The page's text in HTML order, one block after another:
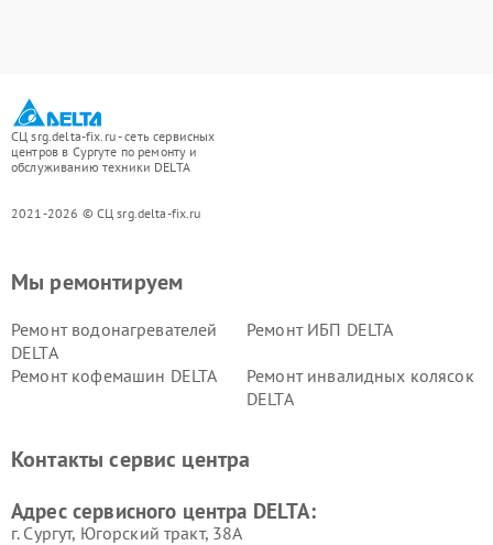
СЦ srg.delta-fix.ru - сеть сервисных
центров в Сургуте по ремонту и
обслуживанию техники DELTA
2021-2026 © СЦ srg.delta-fix.ru
Мы ремонтируем
Ремонт водонагревателей
DELTA
Ремонт ИБП DELTA
Ремонт кофемашин DELTA
Ремонт инвалидных колясок
DELTA
Контакты сервис центра
Адрес сервисного центра DELTA:
г. Сургут, Югорский тракт, 38А